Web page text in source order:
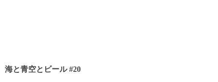
海と青空とビール #20